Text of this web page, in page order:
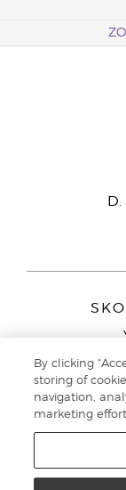
Young
By clicking
storing of
navigation,
marketing